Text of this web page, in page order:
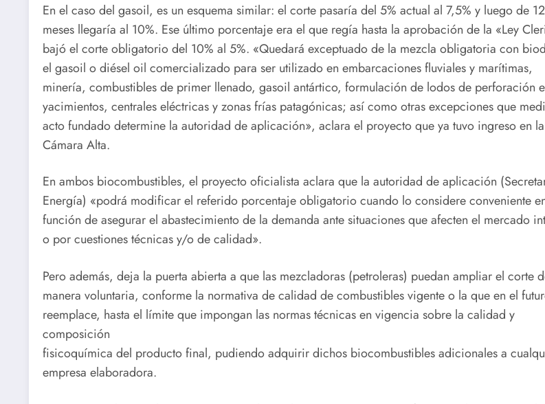
En el caso del gasoil, es un esquema similar: el corte pasaría del 5% actual al 7,5% y luego de 12
meses llegaría al 10%. Ese último porcentaje era el que regía hasta la aprobación de la «Ley
bajó el corte obligatorio del 10% al 5%. «Quedará exceptuado de la mezcla obligatoria con
el gasoil o diésel oil comercializado para ser utilizado en embarcaciones fluviales y marítimas,
minería, combustibles de primer llenado, gasoil antártico, formulación de lodos de perforación
yacimientos, centrales eléctricas y zonas frías patagónicas; así como otras excepciones que
acto fundado determine la autoridad de aplicación», aclara el proyecto que ya tuvo ingreso en la
Cámara Alta.
En ambos biocombustibles, el proyecto oficialista aclara que la autoridad de aplicación
Energía) «podrá modificar el referido porcentaje obligatorio cuando lo considere conveniente
función de asegurar el abastecimiento de la demanda ante situaciones que afecten el mercado
o por cuestiones técnicas y/o de calidad».
Pero además, deja la puerta abierta a que las mezcladoras (petroleras) puedan ampliar el corte
manera voluntaria, conforme la normativa de calidad de combustibles vigente o la que en el
reemplace, hasta el límite que impongan las normas técnicas en vigencia sobre la calidad y
composición
fisicoquímica del producto final, pudiendo adquirir dichos biocombustibles adicionales a
empresa elaboradora.